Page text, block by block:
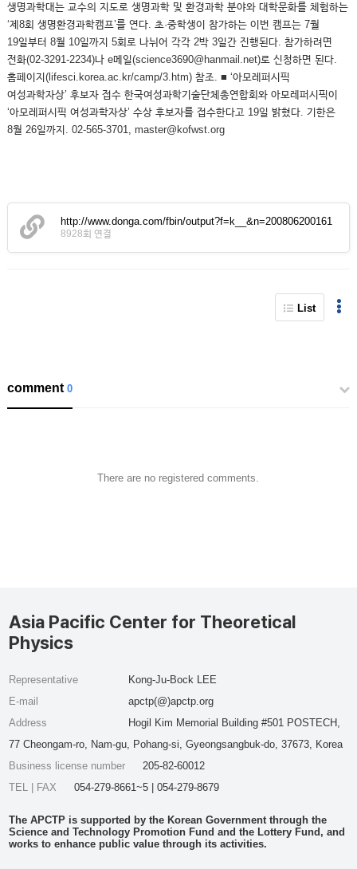
생명과학대는 교수의 지도로 생명과학 및 환경과학 분야와 대학문화를 체험하는
‘제8회 생명환경과학캠프’를 연다. 초·중학생이 참가하는 이번 캠프는 7월
19일부터 8월 10일까지 5회로 나뉘어 각각 2박 3일간 진행된다. 참가하려면
전화(02-3291-2234)나 e메일(science3690@hanmail.net)로 신청하면 된다.
홈페이지(lifesci.korea.ac.kr/camp/3.htm) 참조. ■ ‘아모레퍼시픽
여성과학자상’ 후보자 접수 한국여성과학기술단체총연합회와 아모레퍼시픽이
‘아모레퍼시픽 여성과학자상’ 수상 후보자를 접수한다고 19일 밝혔다. 기한은
8월 26일까지. 02-565-3701, master@kofwst.org
http://www.donga.com/fbin/output?f=k__&n=200806200161
8928회 연결
List
comment0
There are no registered comments.
Asia Pacific Center for Theoretical
Physics
Representative
Kong-Ju-Bock LEE
E-mail
apctp(@)apctp.org
Address
Hogil Kim Memorial Building #501 POSTECH,
77 Cheongam-ro, Nam-gu, Pohang-si, Gyeongsangbuk-do, 37673, Korea
Business license number
205-82-60012
TEL | FAX
054-279-8661~5 | 054-279-8679
The APCTP is supported by the Korean Government through the
Science and Technology Promotion Fund and the Lottery Fund, and
works to enhance public value through its activities.